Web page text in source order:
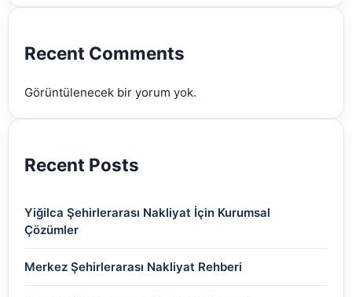
(2)(2)
(2)
Recent Comments
Görüntülenecek bir yorum yok.
Recent Posts
Yiğilca Şehirlerarası Nakliyat İçin Kurumsal
Çözümler
Merkez Şehirlerarası Nakliyat Rehberi